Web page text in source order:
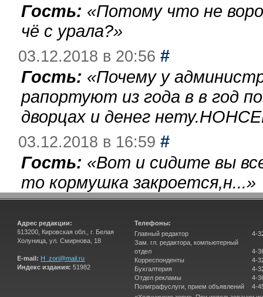
Гость: «Потому что не
чё с урала?»
03.12.2018 в 20:56 #
Гость: «Почему у
рапортуют из года в в год
дворцах и денег
03.12.2018 в 16:59 #
Гость: «Вот и сидите вы
то кормушка закроется,н...»
Адрес редакции:
613200, Кировская обл., г. Белая
Холуница, ул. Смирнова, 18
E-mail: H_zori@mail.ru
Индекс издания: 51982
Телефоны:
Главный редактор
Зам. гл. редактора, компьютерный
отдел
Корреспонденты
Бухгалтерия
Отдел рекламы
Полиграфуслуги, прием объявлений
4-
4-
4-
4-
4-
4-